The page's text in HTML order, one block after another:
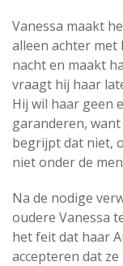
Vanessa maakt
alleen achter met
nacht en maakt
vraagt hij haar
Hij wil haar geen
garanderen,
begrijpt dat niet,
niet onder de
Na de nodige
oudere Vanessa
het feit dat haar
accepteren dat